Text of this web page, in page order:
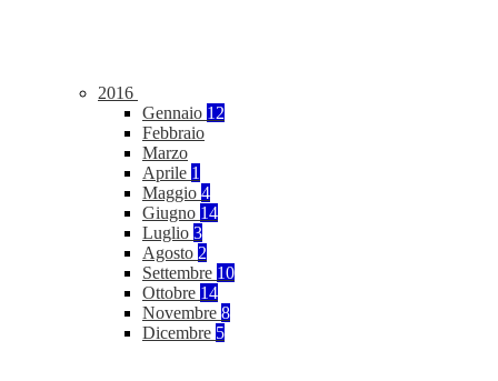
2016
Gennaio 12
Febbraio
Marzo
Aprile 1
Maggio 4
Giugno 14
Luglio 3
Agosto 2
Settembre 10
Ottobre 14
Novembre 8
Dicembre 5